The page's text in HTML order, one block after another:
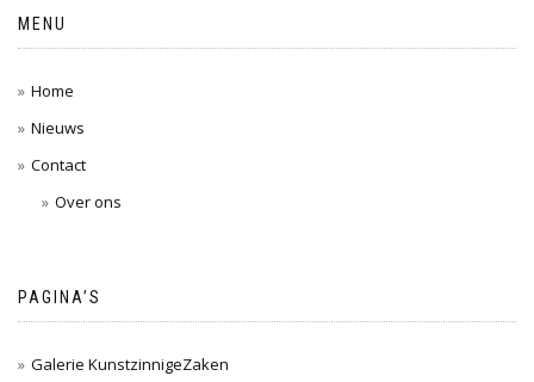
MENU
Home
Nieuws
Contact
Over ons
PAGINA’S
Galerie KunstzinnigeZaken